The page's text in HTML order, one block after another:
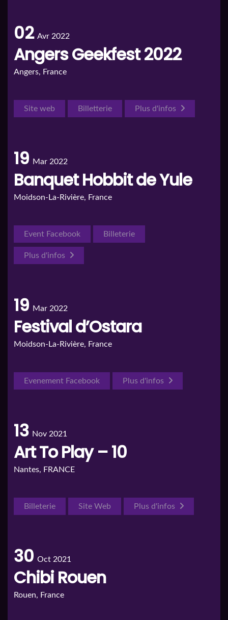
02 Avr 2022
Angers Geekfest 2022
Angers, France
Site web Billetterie Plus d'infos
19 Mar 2022
Banquet Hobbit de Yule
Moidson-La-Rivière, France
Event Facebook Billeterie
Plus d'infos
19 Mar 2022
Festival d’Ostara
Moidson-La-Rivière, France
Evenement Facebook Plus d'infos
13 Nov 2021
Art To Play – 10
Nantes, FRANCE
Billeterie Site Web Plus d'infos
30 Oct 2021
Chibi Rouen
Rouen, France